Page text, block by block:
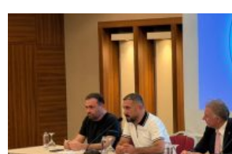
GAZİLERİ AĞIRLADI